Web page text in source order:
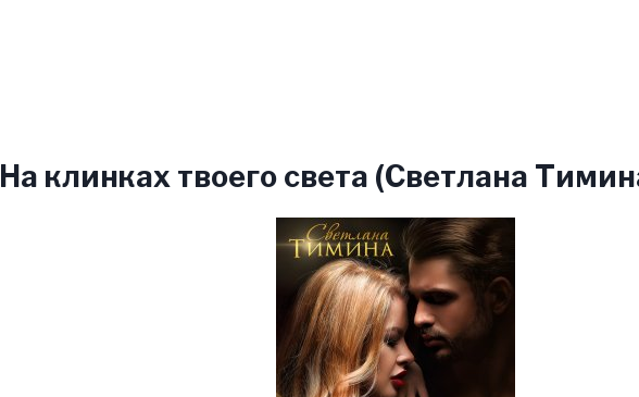
На клинках твоего света (Светлана